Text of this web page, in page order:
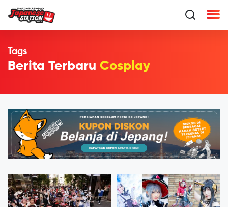
Tags
Berita Terbaru Cosplay